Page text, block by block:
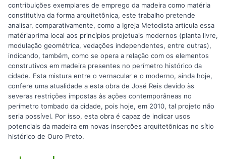
contribuições exemplares de emprego da madeira como matéria
constitutiva da forma arquitetônica, este trabalho pretende
analisar, comparativamente, como a Igreja Metodista articula essa
matériaprima local aos princípios projetuais modernos (planta livre,
modulação geométrica, vedações independentes, entre outras),
indicando, também, como se opera a relação com os elementos
construtivos em madeira presentes no perímetro histórico da
cidade. Esta mistura entre o vernacular e o moderno, ainda hoje,
confere uma atualidade a esta obra de José Reis devido às
severas restrições impostas às ações contemporâneas no
perímetro tombado da cidade, pois hoje, em 2010, tal projeto não
seria possível. Por isso, esta obra é capaz de indicar usos
potenciais da madeira em novas inserções arquitetônicas no sítio
histórico de Ouro Preto.